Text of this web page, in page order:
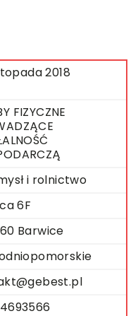
2018
FIZYCZNE
i rolnictwo
6F
Barwice